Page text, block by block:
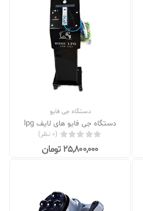
دستگاه جی فایو
دستگاه جی فایو های لایف lpg
(0 نظر)
25,800,000 تومان